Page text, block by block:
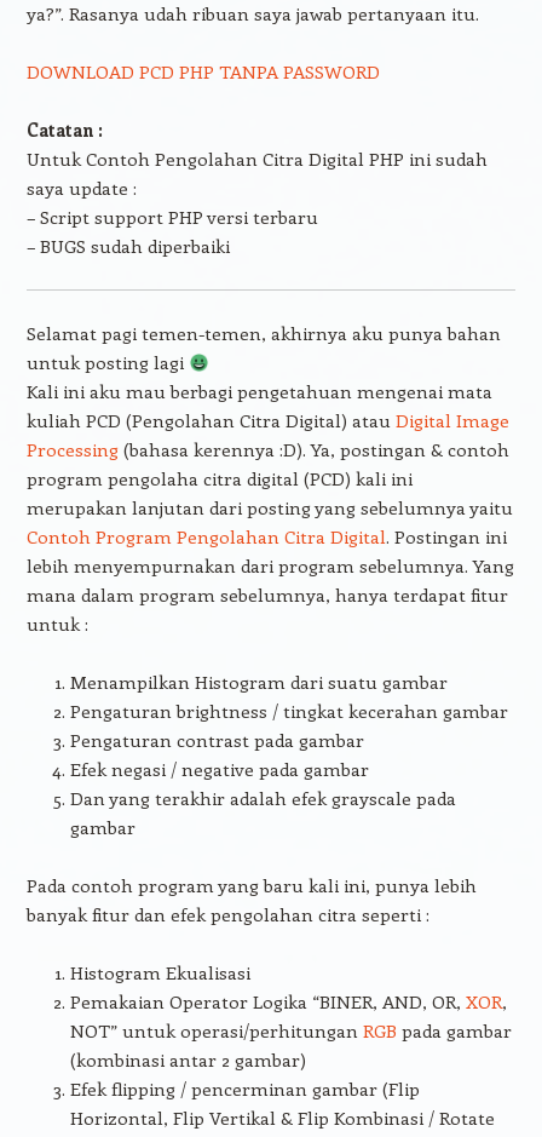
ya?”. Rasanya udah ribuan saya jawab pertanyaan itu.
DOWNLOAD PCD PHP TANPA PASSWORD
Catatan :
Untuk Contoh Pengolahan Citra Digital PHP ini sudah
saya update :
– Script support PHP versi terbaru
– BUGS sudah diperbaiki
Selamat pagi temen-temen, akhirnya aku punya bahan
untuk posting lagi
Kali ini aku mau berbagi pengetahuan mengenai mata
kuliah PCD (Pengolahan Citra Digital) atau Digital Image
Processing(bahasa kerennya :D). Ya, postingan & contoh
program pengolaha citra digital (PCD) kali ini
merupakan lanjutan dari posting yang sebelumnya yaitu
Contoh Program Pengolahan Citra Digital. Postingan ini
lebih menyempurnakan dari program sebelumnya. Yang
mana dalam program sebelumnya, hanya terdapat fitur
untuk :
Menampilkan Histogram dari suatu gambar
Pengaturan brightness / tingkat kecerahan gambar
Pengaturan contrast pada gambar
Efek negasi / negative pada gambar
Dan yang terakhir adalah efek grayscale pada
gambar
Pada contoh program yang baru kali ini, punya lebih
banyak fitur dan efek pengolahan citra seperti :
Histogram Ekualisasi
Pemakaian Operator Logika “BINER, AND, OR, XOR,
NOT” untuk operasi/perhitungan RGB pada gambar
(kombinasi antar 2 gambar)
Efek flipping / pencerminan gambar (Flip
Horizontal, Flip Vertikal & Flip Kombinasi / Rotate